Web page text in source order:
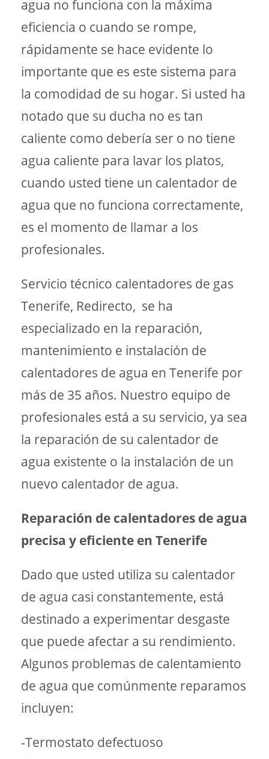
agua no funciona con la máxima
eficiencia o cuando se rompe,
rápidamente se hace evidente lo
importante que es este sistema para
la comodidad de su hogar. Si usted ha
notado que su ducha no es tan
caliente como debería ser o no tiene
agua caliente para lavar los platos,
cuando usted tiene un calentador de
agua que no funciona correctamente,
es el momento de llamar a los
profesionales.
Servicio técnico calentadores de gas
Tenerife, Redirecto, se ha
especializado en la reparación,
mantenimiento e instalación de
calentadores de agua en Tenerife por
más de 35 años. Nuestro equipo de
profesionales está a su servicio, ya sea
la reparación de su calentador de
agua existente o la instalación de un
nuevo calentador de agua.
Reparación de calentadores de agua
precisa y eficiente en Tenerife
Dado que usted utiliza su calentador
de agua casi constantemente, está
destinado a experimentar desgaste
que puede afectar a su rendimiento.
Algunos problemas de calentamiento
de agua que comúnmente reparamos
incluyen:
-Termostato defectuoso